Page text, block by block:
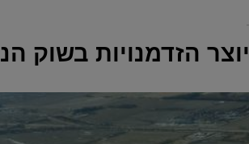
הזדמנויות בשוק